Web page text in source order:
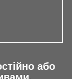
або